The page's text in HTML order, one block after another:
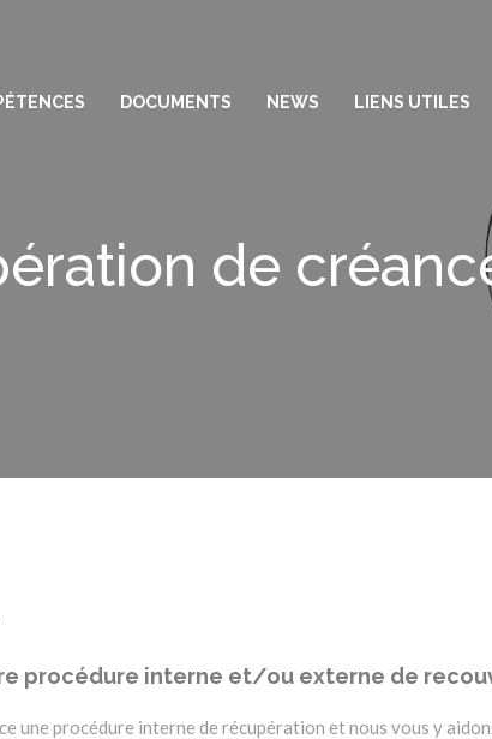
DOCUMENTS NEWS LIENS UTILES
de
procédure interne et/ou externe de
une procédure interne de récupération et nous vous y